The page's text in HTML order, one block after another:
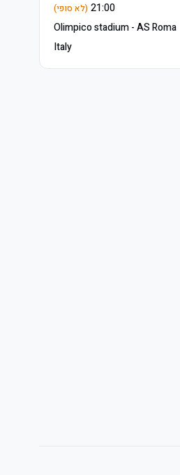
21:00 (לא סופי)
Olimpico stadium - AS Roma
Italy